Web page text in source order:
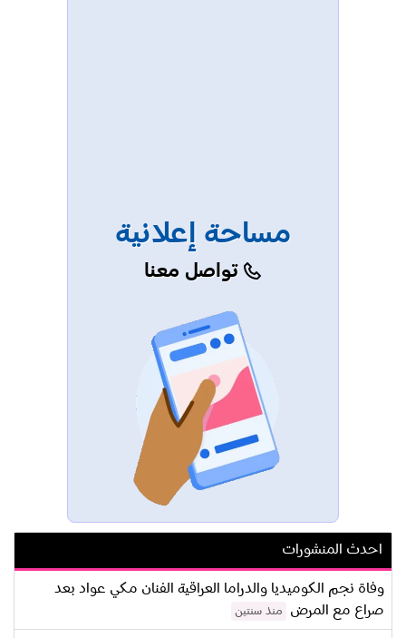
مساحة إعلانية
تواصل معنا
احدث المنشورات
وفاة نجم الكوميديا والدراما العراقية الفنان مكي عواد بعد
صراع مع المرض
منذ سنتين